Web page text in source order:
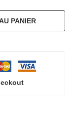
PANIER